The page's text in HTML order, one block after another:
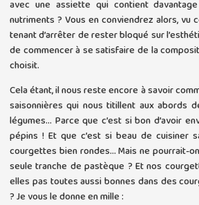
avec une assiette qui contient
nutriments ? Vous en conviendrez alors, vu
tenant d’arrêter de rester bloqué sur
de commencer à se satisfaire de la
choisit.
Cela étant, il nous reste encore à savoir
saisonnières qui nous titillent aux abords
légumes… Parce que c’est si bon d’avoir
pépins ! Et que c’est si beau de cuisiner
courgettes bien rondes… Mais ne pourrait-
seule tranche de pastèque ? Et nos
elles pas toutes aussi bonnes dans des
? Je vous le donne en mille :